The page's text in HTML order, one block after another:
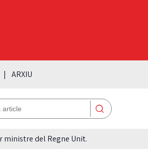
ARXIU
del Regne Unit.